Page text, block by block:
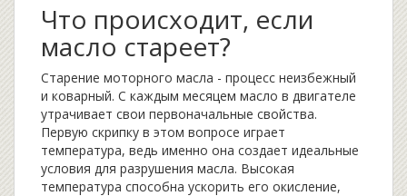
Что происходит, если
масло стареет?
Старение моторного масла - процесс неизбежный
и коварный. С каждым месяцем масло в двигателе
утрачивает свои первоначальные свойства.
Первую скрипку в этом вопросе играет
температура, ведь именно она создает идеальные
условия для разрушения масла. Высокая
температура способна ускорить его окисление,